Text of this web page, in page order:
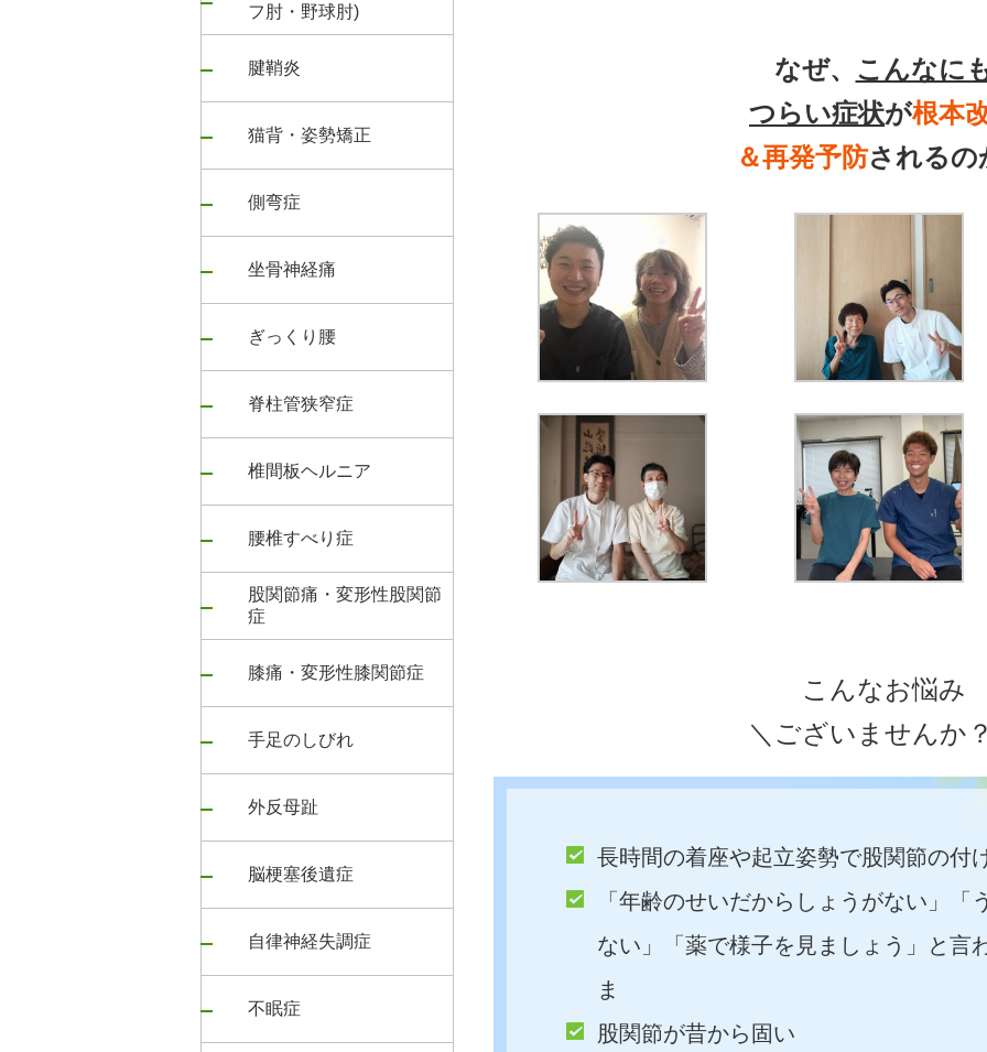
フ肘・野球肘)
腱鞘炎
猫背・姿勢矯正
側弯症
坐骨神経痛
ぎっくり腰
脊柱管狭窄症
椎間板ヘルニア
腰椎すべり症
股関節痛・変形性股関節
症
膝痛・変形性膝関節症
手足のしびれ
外反母趾
脳梗塞後遺症
自律神経失調症
不眠症
なぜ、 こんなに
つらい症状が根本
＆再発予防されるの
こんなお悩み
＼ございませんか
長時間の着座や起立姿勢で股関節の付
「年齢のせいだからしょうがない」「
ない」「薬で様子を見ましょう」と言
ま
股関節が昔から固い